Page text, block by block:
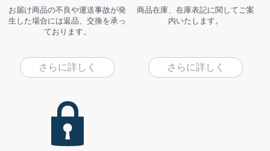
お届け商品の不良や運送事故が発
生した場合には返品、交換を承っ
ております。
さらに詳しく
商品在庫、在庫表記に関してご案
内いたします。
さらに詳しく